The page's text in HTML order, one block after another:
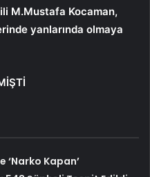
M.Mustafa Kocaman,
yanlarında olmaya
‘Narko Kapan’